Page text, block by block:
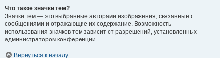
Что такое значки тем?
Значки тем — это выбранные авторами изображения, связанные с
сообщениями и отражающие их содержание. Возможность
использования значков тем зависит от разрешений, установленных
администратором конференции.
Вернуться к началу